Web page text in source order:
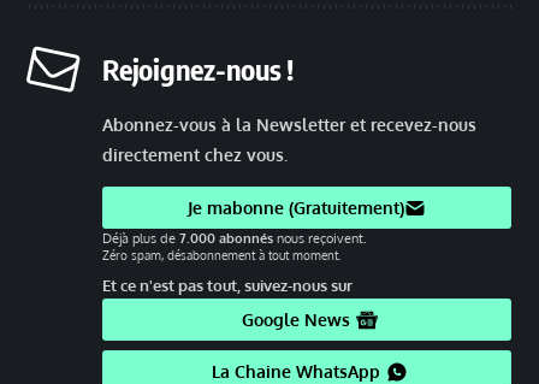
Rejoignez-nous !
Abonnez-vous à la Newsletter et recevez-nous
directement chez vous.
Je mabonne (Gratuitement)
Déjà plus de 7.000 abonnés nous reçoivent.
Zéro spam, désabonnement à tout moment.
Et ce n'est pas tout, suivez-nous sur
Google News
La Chaine WhatsApp